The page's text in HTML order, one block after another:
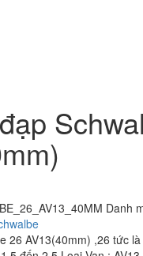
Danh
26 AV13(40mm) ,26 tức